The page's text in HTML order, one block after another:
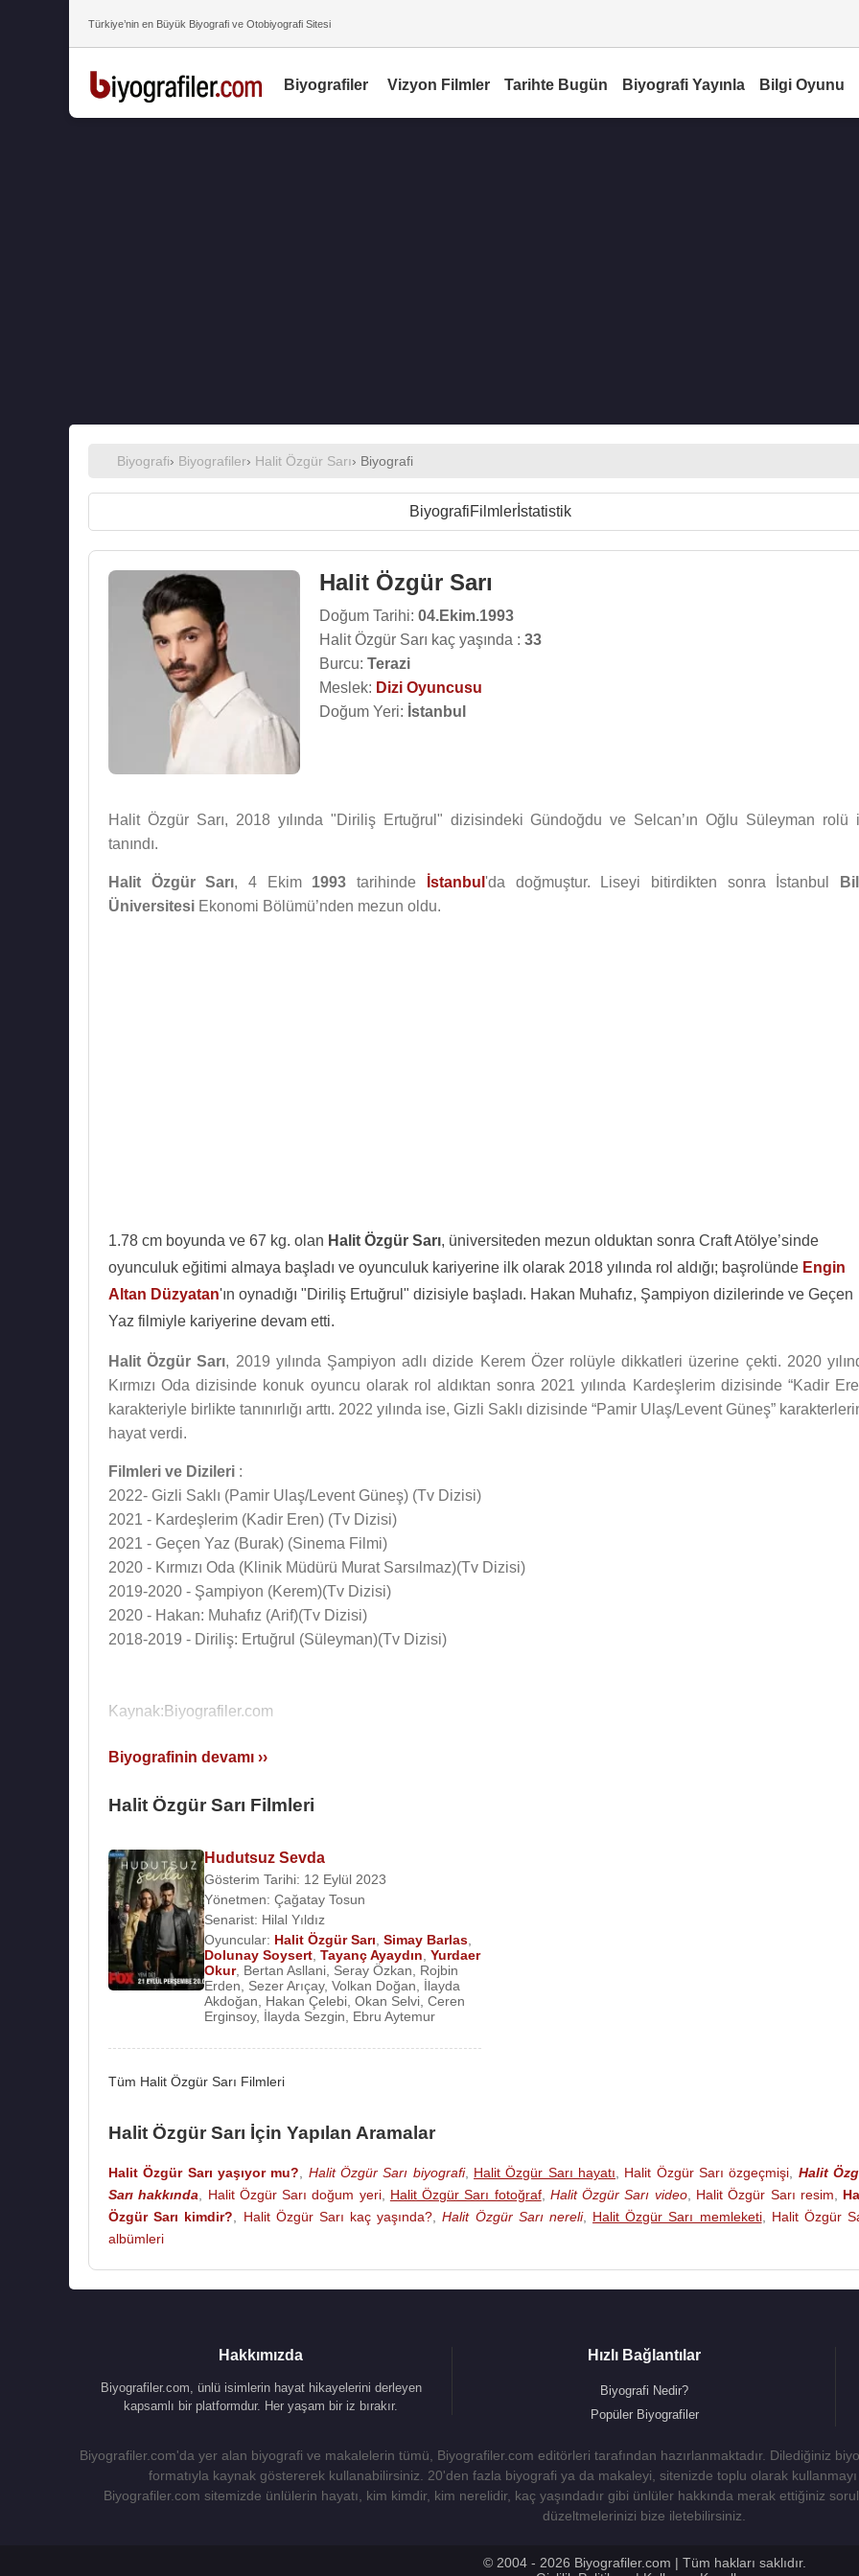
Türkiye’nin en Büyük Biyografi ve Otobiyografi Sitesi
Biyografiler Vizyon Filmler Tarihte Bugün Biyografi Yayınla Bilgi Oyunu
Biyografi› Biyografiler› Halit Özgür Sarı› Biyografi
BiyografiFilmler İstatistik
Halit Özgür Sarı
Doğum Tarihi: 04.Ekim.1993
Halit Özgür Sarı kaç yaşında : 33
Burcu: Terazi
Meslek: Dizi Oyuncusu
Doğum Yeri: İstanbul
Halit Özgür Sarı, 2018 yılında "Diriliş Ertuğrul" dizisindeki Gündoğdu ve Selcan’ın Oğlu Süleyman rolü
tanındı.
Halit Özgür Sarı, 4 Ekim 1993 tarihinde İstanbul 'da doğmuştur. Liseyi bitirdikten sonra İstanbul
Üniversitesi Ekonomi Bölümü’nden mezun oldu.
1.78 cm boyunda ve 67 kg. olan Halit Özgür Sarı, üniversiteden mezun olduktan sonra Craft Atölye’sinde
oyunculuk eğitimi almaya başladı ve oyunculuk kariyerine ilk olarak 2018 yılında rol aldığı; başrolünde Engin
Altan Düzyatan'ın oynadığı "Diriliş Ertuğrul" dizisiyle başladı. Hakan Muhafız, Şampiyon dizilerinde ve Geçen
Yaz filmiyle kariyerine devam etti.
Halit Özgür Sarı, 2019 yılında Şampiyon adlı dizide Kerem Özer rolüyle dikkatleri üzerine çekti. 2020
Kırmızı Oda dizisinde konuk oyuncu olarak rol aldıktan sonra 2021 yılında Kardeşlerim dizisinde “Kadir
karakteriyle birlikte tanınırlığı arttı. 2022 yılında ise, Gizli Saklı dizisinde “Pamir Ulaş/Levent Güneş”
hayat verdi.
Filmleri ve Dizileri :
2022- Gizli Saklı (Pamir Ulaş/Levent Güneş) (Tv Dizisi)
2021 - Kardeşlerim (Kadir Eren) (Tv Dizisi)
2021 - Geçen Yaz (Burak) (Sinema Filmi)
2020 - Kırmızı Oda (Klinik Müdürü Murat Sarsılmaz)(Tv Dizisi)
2019-2020 - Şampiyon (Kerem)(Tv Dizisi)
2020 - Hakan: Muhafız (Arif)(Tv Dizisi)
2018-2019 - Diriliş: Ertuğrul (Süleyman)(Tv Dizisi)
Kaynak:Biyografiler.com
Biyografinin devamı ››
Halit Özgür Sarı Filmleri
Hudutsuz Sevda
Gösterim Tarihi: 12 Eylül 2023
Yönetmen: Çağatay Tosun
Senarist: Hilal Yıldız
Oyuncular: Halit Özgür Sarı Simay Barlas
Dolunay Soysert Tayanç Ayaydın Yurdaer
Okur, Bertan Asllani Seray Özkan
Rojbin
Erden
Sezer Arıçay, Volkan Doğan
İlayda
Akdoğan
Hakan Çelebi Okan Selvi Ceren
Erginsoy, İlayda Sezgin Ebru Aytemur
Tüm Halit Özgür Sarı Filmleri
Halit Özgür Sarı İçin Yapılan Aramalar
Halit Özgür Sarı yaşıyor mu? Halit Özgür Sarı biyografi, Halit Özgür Sarı hayatı Halit Özgür Sarı özgeçmişi
Halit
Sarı hakkında
Halit Özgür Sarı doğum yeri, Halit Özgür Sarı fotoğraf, Halit Özgür Sarı video, Halit Özgür Sarı resim
Özgür Sarı kimdir?
Halit Özgür Sarı kaç yaşında? ,Halit Özgür Sarı nereli, Halit Özgür Sarı memleketi, Halit Özgür
albümleri
Hakkımızda
Biyografiler.com, ünlü isimlerin hayat hikayelerini derleyen
kapsamlı bir platformdur. Her yaşam bir iz bırakır.
Hızlı Bağlantılar
Biyografi Nedir?
Popüler Biyografiler
Biyografiler.com'da yer alan biyografi ve makalelerin tümü, Biyografiler.com editörleri tarafından hazırlanmaktadır. Dilediğiniz
formatıyla kaynak göstererek kullanabilirsiniz. 20'den fazla biyografi ya da makaleyi, sitenizde toplu olarak
Biyografiler.com sitemizde ünlülerin hayatı, kim kimdir, kim nerelidir, kaç yaşındadır gibi ünlüler hakkında merak ettiğiniz
düzeltmelerinizi bize iletebilirsiniz.
© 2004 - 2026 Biyografiler.com | Tüm hakları saklıdır.